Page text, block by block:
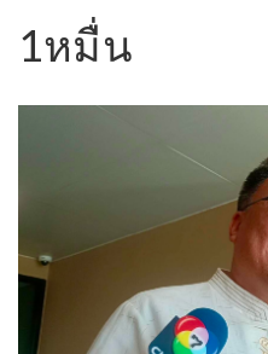
1หมื่น